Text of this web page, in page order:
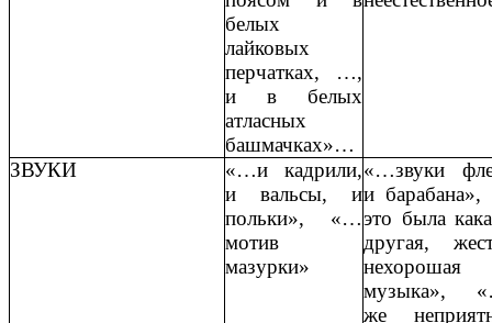
белых
лайковых
перчатках, …,
и в белых
атласных
башмачках»…
ЗВУКИ
«…и кадрили,
и вальсы, и
польки», «…
мотив
мазурки»
«…звуки
и
это была
другая,
нехорошая
музыка»,
же